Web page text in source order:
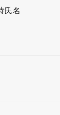
氏名